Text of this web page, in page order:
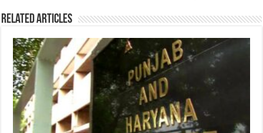
Related Articles